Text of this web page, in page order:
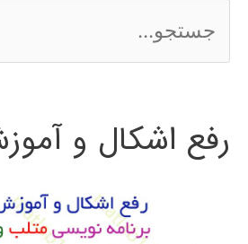
س
ج
رفع اشکال و